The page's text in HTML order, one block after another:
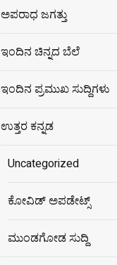
ಅಪರಾಧ ಜಗತ್ತು
ಇಂದಿನ ಚಿನ್ನದ ಬೆಲೆ
ಇಂದಿನ ಪ್ರಮುಖ ಸುದ್ದಿಗಳು
ಉತ್ತರ ಕನ್ನಡ
Uncategorized
ಕೋವಿಡ್ ಅಪಡೇಟ್ಸ್
ಮುಂಡಗೋಡ ಸುದ್ದಿ